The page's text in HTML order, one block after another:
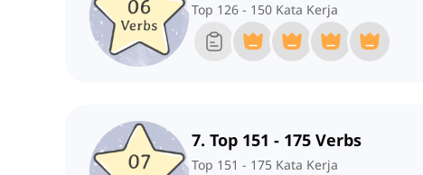
Top 126 - 150 Kata Kerja
7. Top 151 - 175 Verbs
Top 151 - 175 Kata Kerja